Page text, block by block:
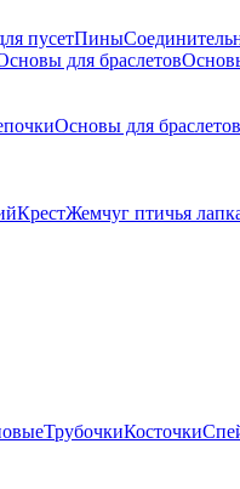
пусетПины
для браслетов
Основы для браслетов
КрестЖемчуг птичья
ТрубочкиКосточки